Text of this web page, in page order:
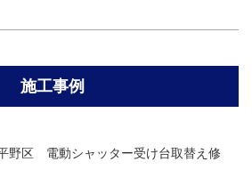
施工事例
平野区 電動シャッター受け台取替え修